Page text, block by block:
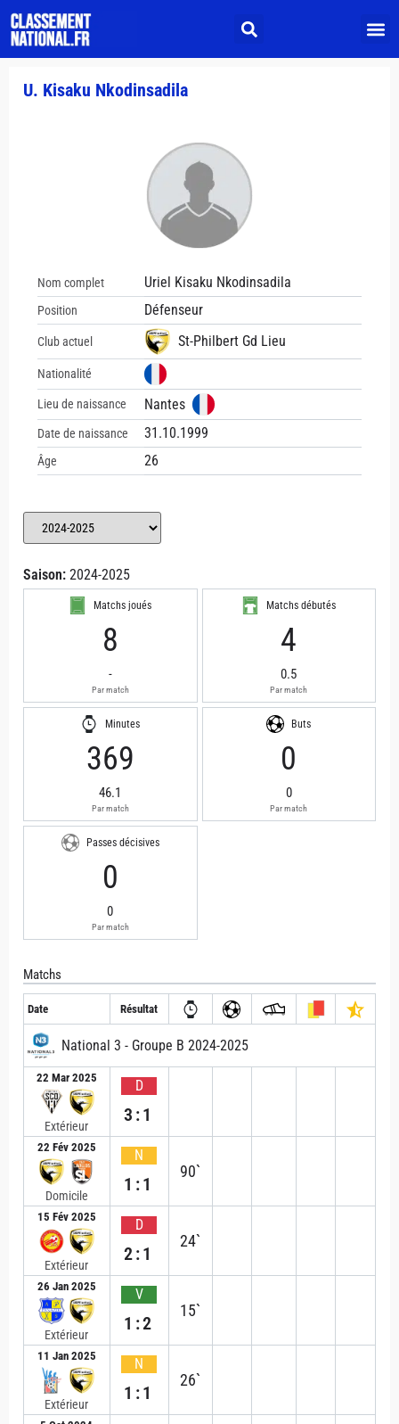
U. Kisaku Nkodinsadila
Nom complet Uriel Kisaku Nkodinsadila
Position Défenseur
Club actuel St-Philbert Gd Lieu
Nationalité
Lieu de naissance Nantes
Date de naissance 31.10.1999
Âge 26
Saison: 2024-2025
Matchs joués
8
-
Par match
Matchs débutés
4
0.5
Par match
Minutes
369
46.1
Par match
Buts
0
0
Par match
Passes décisives
0
0
Par match
Matchs
Date Résultat
National 3 - Groupe B 2024-2025
22 Mar 2025
Extérieur
D
3:1
22 Fév 2025
Domicile
N
1:1
90`
15 Fév 2025
Extérieur
D
2:1
24`
26 Jan 2025
Extérieur
V
1:2
15`
11 Jan 2025
Extérieur
N
1:1
26`